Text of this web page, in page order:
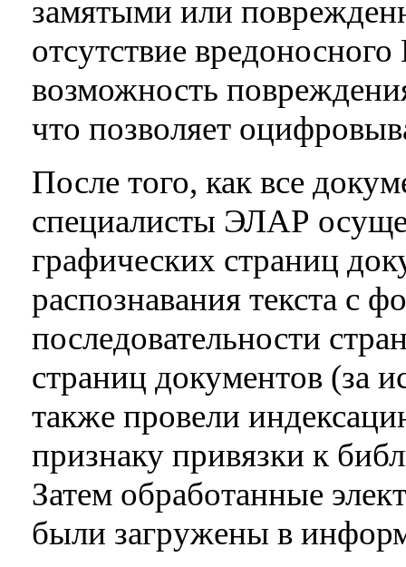
замятыми или
отсутствие
возможность
что позволяет
После того, как все
специалисты ЭЛАР
графических страниц
распознавания текста с
последовательности
страниц документов (за
также провели
признаку привязки к
Затем обработанные
были загружены в